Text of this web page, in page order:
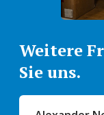
Weitere
Sie uns.